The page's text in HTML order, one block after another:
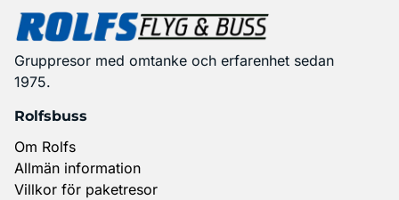
Gruppresor med omtanke och erfarenhet sedan
1975.
Rolfsbuss
Om Rolfs
Allmän information
Villkor för paketresor